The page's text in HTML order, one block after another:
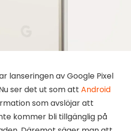
lanseringen av Google Pixel
ser det ut som att Android
som avslöjar att
kommer bli tillgänglig på